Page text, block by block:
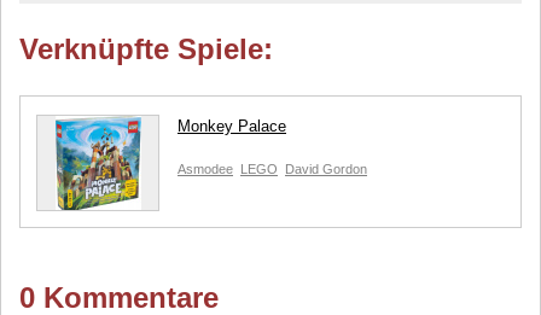
Verknüpfte Spiele:
Monkey Palace
Asmodee LEGO David Gordon
0 Kommentare